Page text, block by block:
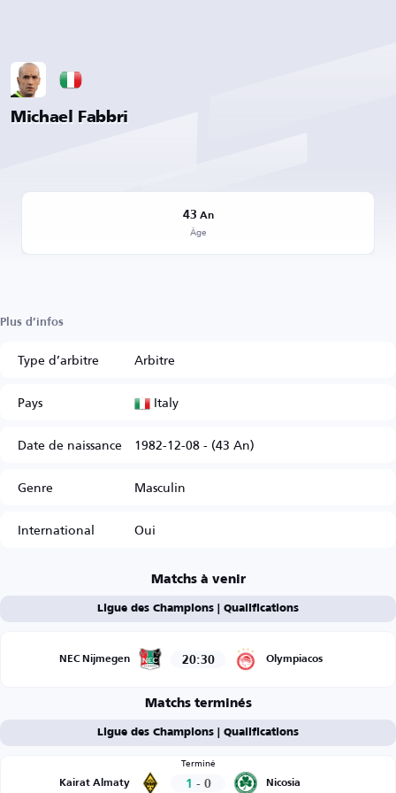
Michael Fabbri
43 An
Âge
Plus d’infos
Type d’arbitre
Arbitre
Pays
Italy
Date de naissance 1982-12-08 - (43 An)
Genre
Masculin
International
Oui
Matchs à venir
Ligue des Champions | Qualifications
NEC Nijmegen 20:30 Olympiacos
Matchs terminés
Ligue des Champions | Qualifications
Kairat Almaty
Terminé
1 - 0 Nicosia